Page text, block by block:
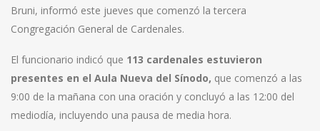
Bruni, informó este jueves que comenzó la tercera
Congregación General de Cardenales.
El funcionario indicó que 113 cardenales estuvieron
presentes en el Aula Nueva del Sínodo, que comenzó a las
9:00 de la mañana con una oración y concluyó a las 12:00 del
mediodía, incluyendo una pausa de media hora.